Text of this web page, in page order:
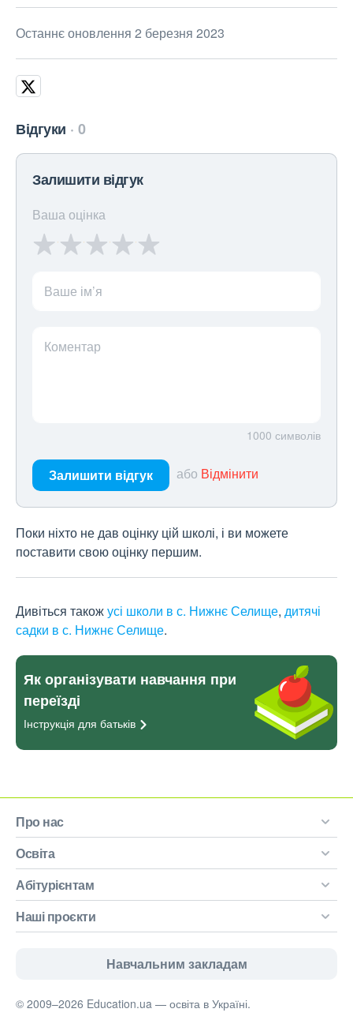
Останнє оновлення 2 березня 2023
Відгуки 0
Залишити відгук
Ваша оцінка
Ваше ім’я
Коментар
1000 символів
Залишити відгук або Відмінити
Поки ніхто не дав оцінку цій школі, і ви можете
поставити свою оцінку першим.
Дивіться такожусі школи в с. Нижнє Селище, дитячі
садки в с. Нижнє Селище.
Як організувати навчання при
переїзді
Інструкція для батьків
Про нас
Освіта
Абітурієнтам
Наші проєкти
Навчальним закладам
© 2009–2026 Education.ua — освіта в Україні.